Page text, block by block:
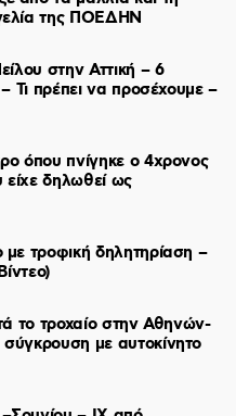
της ΠΟΕΔΗΝ
στην Αττική – 6
Τι πρέπει να προσέχουμε –
όπου πνίγηκε ο 4χρονος
είχε δηλωθεί ως
τροφική δηλητηρίαση –
το τροχαίο στην Αθηνών-
με αυτοκίνητο